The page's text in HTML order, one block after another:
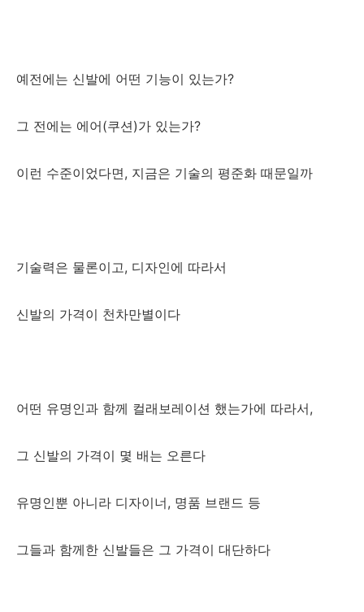
예전에는 신발에 어떤 기능이 있는가?
그 전에는 에어(쿠션)가 있는가?
이런 수준이었다면, 지금은 기술의 평준화 때문일까
기술력은 물론이고, 디자인에 따라서
신발의 가격이 천차만별이다
어떤 유명인과 함께 컬래보레이션 했는가에 따라서,
그 신발의 가격이 몇 배는 오른다
유명인뿐 아니라 디자이너, 명품 브랜드 등
그들과 함께한 신발들은 그 가격이 대단하다